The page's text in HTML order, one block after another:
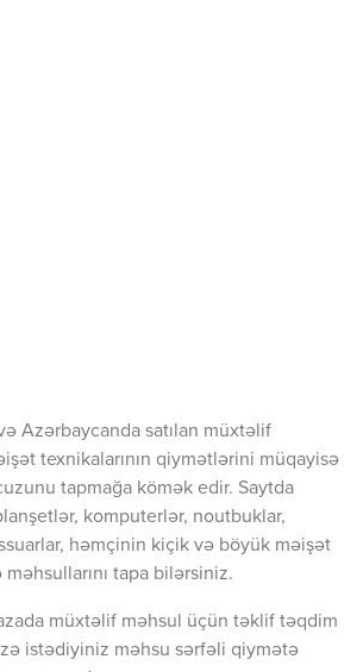
Azərbaycanda satılan müxtəlif
texnikalarının qiymətlərini müqayisə
tapmağa kömək edir. Saytda
komputerlər, noutbuklar,
həmçinin kiçik və böyük məişət
tapa bilərsiniz.
müxtəlif məhsul üçün təklif təqdim
istədiyiniz məhsu sərfəli qiymətə